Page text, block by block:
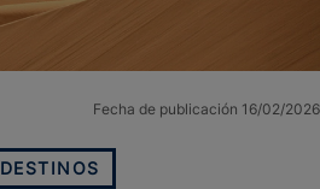
Fecha de publicación 16/02/2026
DESTINOS